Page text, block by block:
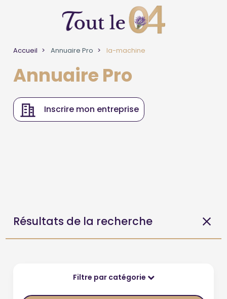
Accueil Annuaire Pro la-machine
Annuaire Pro
Inscrire mon entreprise
Résultats de la recherche
Filtre par catégorie